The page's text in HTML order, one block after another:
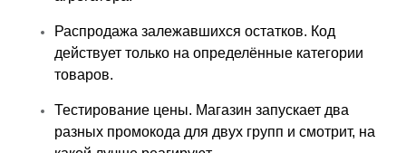
Распродажа залежавшихся остатков. Код
действует только на определённые категории
товаров.
Тестирование цены. Магазин запускает два
разных промокода для двух групп и смотрит, на